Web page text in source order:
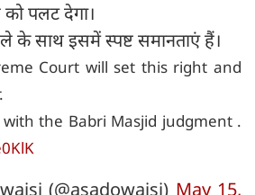
पलट देगा।
के साथ इसमें स्पष्ट समानताएं हैं।
Court will set this right and
the Babri Masjid judgment .
(@asadowaisi) May 15,